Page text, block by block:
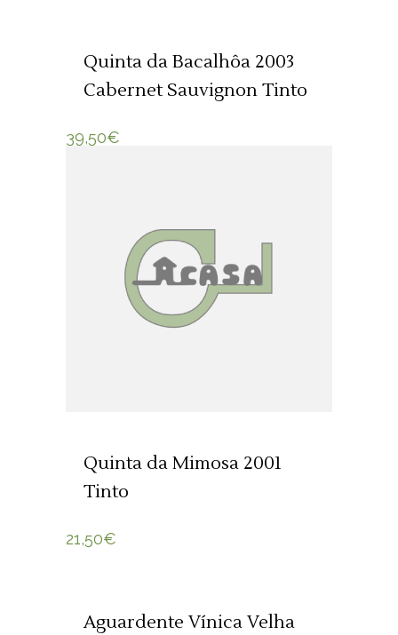
Quinta da Bacalhôa 2003
Cabernet Sauvignon Tinto
39,50€
ADICIONAR 🛒
Quinta da Mimosa 2001
Tinto
21,50€
Aguardente Vínica Velha